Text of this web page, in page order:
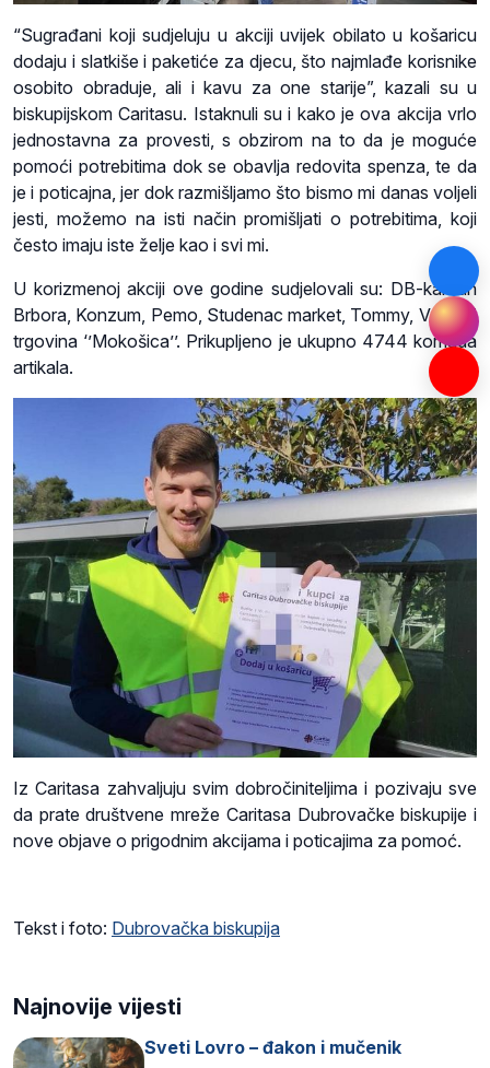
“Sugrađani koji sudjeluju u akciji uvijek obilato u košaricu
dodaju i slatkiše i paketiće za djecu, što najmlađe korisnike
osobito obraduje, ali i kavu za one starije”, kazali su u
biskupijskom Caritasu. Istaknuli su i kako je ova akcija vrlo
jednostavna za provesti, s obzirom na to da je moguće
pomoći potrebitima dok se obavlja redovita spenza, te da
je i poticajna, jer dok razmišljamo što bismo mi danas voljeli
jesti, možemo na isti način promišljati o potrebitima, koji
često imaju iste želje kao i svi mi.
U korizmenoj akciji ove godine sudjelovali su: DB-kantun
Brbora, Konzum, Pemo, Studenac market, Tommy, Velpro i
trgovina ‘’Mokošica’’. Prikupljeno je ukupno 4744 komada
artikala.
Iz Caritasa zahvaljuju svim dobročiniteljima i pozivaju sve
da prate društvene mreže Caritasa Dubrovačke biskupije i
nove objave o prigodnim akcijama i poticajima za pomoć.
Tekst i foto: Dubrovačka biskupija
Najnovije vijesti
Sveti Lovro – đakon i mučenik